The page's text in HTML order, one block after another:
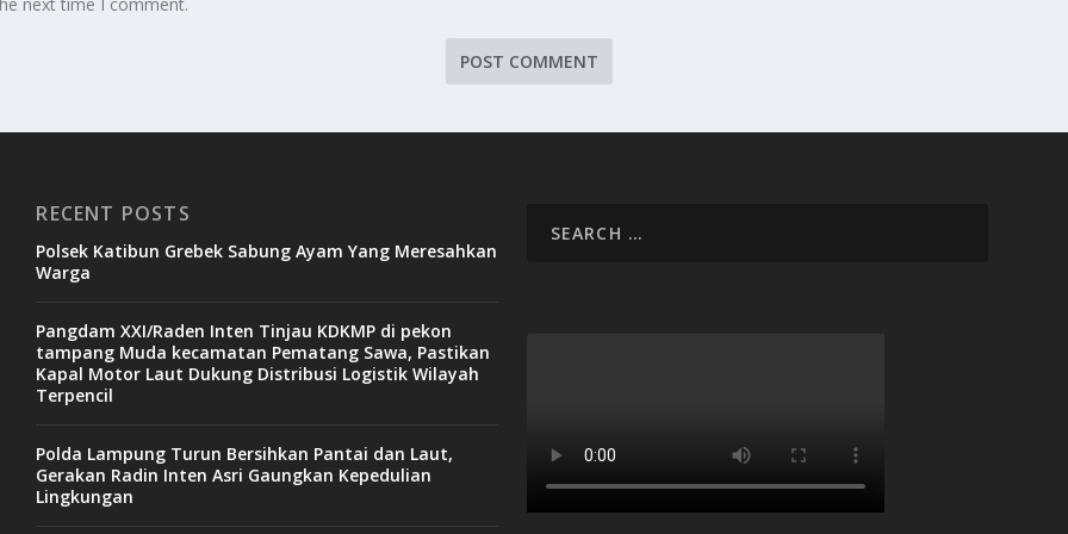
RECENT POSTS
Polsek Katibun Grebek Sabung Ayam Yang Meresahkan
Warga
Pangdam XXI/Raden Inten Tinjau KDKMP di pekon
tampang Muda kecamatan Pematang Sawa, Pastikan
Kapal Motor Laut Dukung Distribusi Logistik Wilayah
Terpencil
Polda Lampung Turun Bersihkan Pantai dan Laut,
Gerakan Radin Inten Asri Gaungkan Kepedulian
Lingkungan